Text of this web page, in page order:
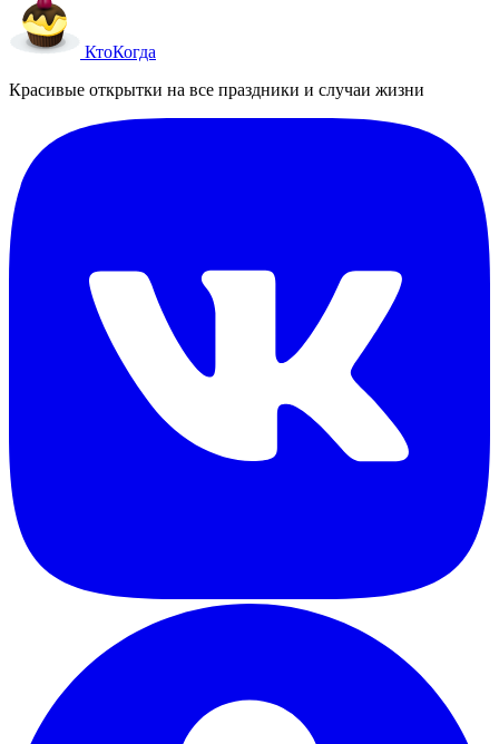
КтоКогда
Красивые открытки на все праздники и случаи жизни